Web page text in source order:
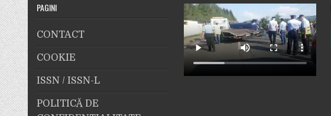
PAGINI
CONTACT
COOKIE
ISSN / ISSN-L
POLITICĂ DE